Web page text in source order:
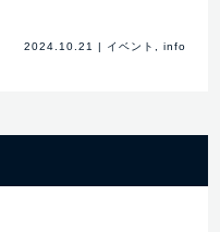
2024.10.21 | イベント info